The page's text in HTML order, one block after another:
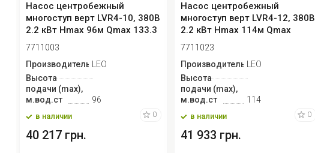
Насос центробежный
многоступ верт LVR4-10, 380В
2.2 кВт Hmax 96м Qmax 133.3
л...
7711003
Производитель
LEO
Высота
подачи (max),
м.вод.ст
96
в наличии 0
40 217 грн.
Насос центробежный
многоступ верт LVR4-12, 380В
2.2 кВт Hmax 114м Qmax
133.3 ...
7711023
Производитель
LEO
Высота
подачи (max),
м.вод.ст
114
в наличии 0
41 933 грн.